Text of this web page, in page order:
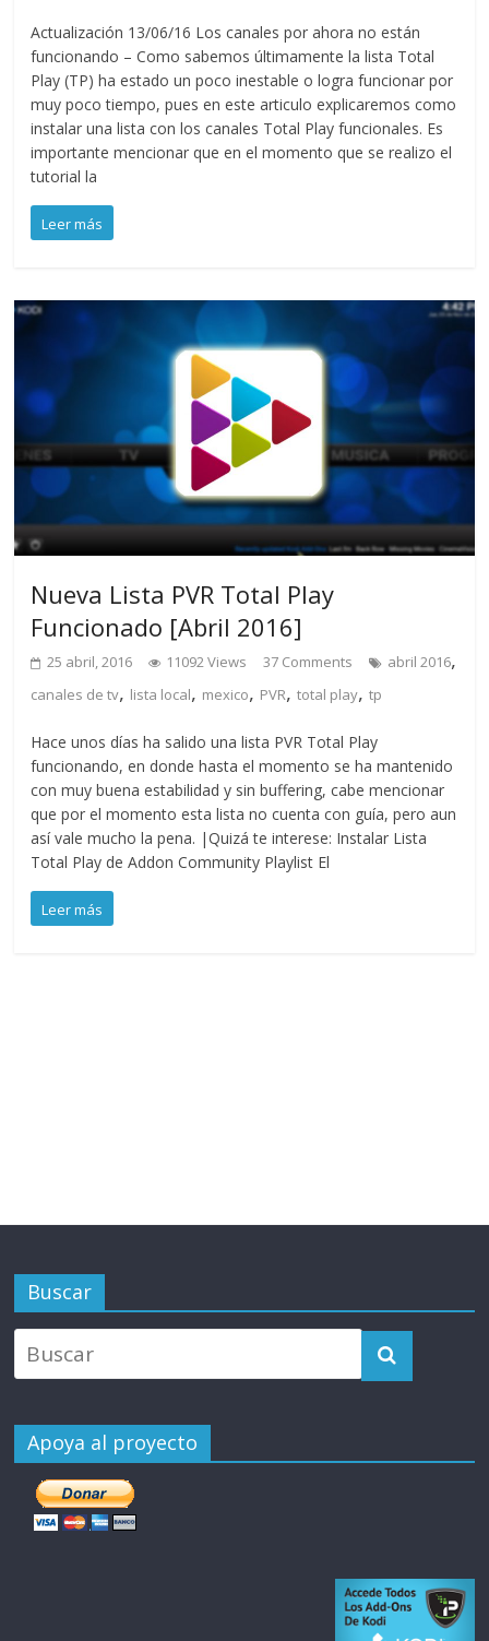
Actualización 13/06/16 Los canales por ahora no están
funcionando – Como sabemos últimamente la lista Total
Play (TP) ha estado un poco inestable o logra funcionar por
muy poco tiempo, pues en este articulo explicaremos como
instalar una lista con los canales Total Play funcionales. Es
importante mencionar que en el momento que se realizo el
tutorial la
Leer más
Nueva Lista PVR Total Play
Funcionado [Abril 2016]
25 abril, 2016 11092 Views 37 Comments abril 2016,
canales de tv, lista local, mexico, PVR,total play,tp
Hace unos días ha salido una lista PVR Total Play
funcionando, en donde hasta el momento se ha mantenido
con muy buena estabilidad y sin buffering, cabe mencionar
que por el momento esta lista no cuenta con guía, pero aun
así vale mucho la pena. |Quizá te interese: Instalar Lista
Total Play de Addon Community Playlist El
Leer más
Buscar
Apoya al proyecto